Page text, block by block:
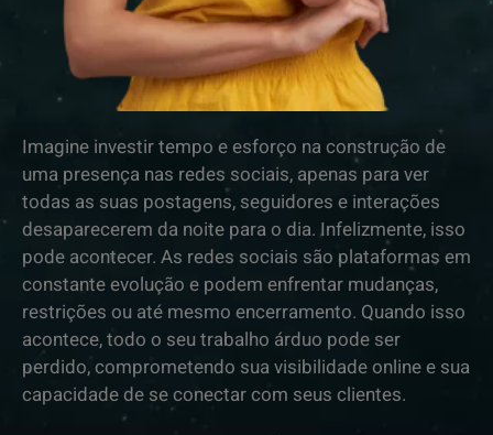
Imagine investir tempo e esforço na construção de
uma presença nas redes sociais, apenas para ver
todas as suas postagens, seguidores e interações
desaparecerem da noite para o dia. Infelizmente, isso
pode acontecer. As redes sociais são plataformas em
constante evolução e podem enfrentar mudanças,
restrições ou até mesmo encerramento. Quando isso
acontece, todo o seu trabalho árduo pode ser
perdido, comprometendo sua visibilidade online e sua
capacidade de se conectar com seus clientes.